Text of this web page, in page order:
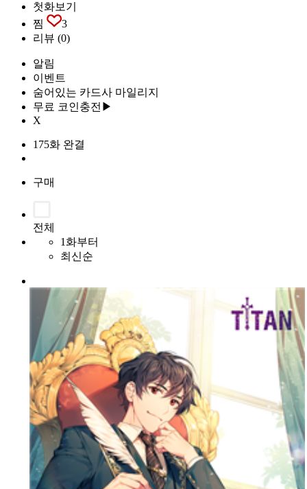
첫화보기
찜
3
리뷰 (0)
알림
이벤트
숨어있는 카드사 마일리지
무료 코인충전▶
X
175화 완결
구매
전체
1화부터
최신순